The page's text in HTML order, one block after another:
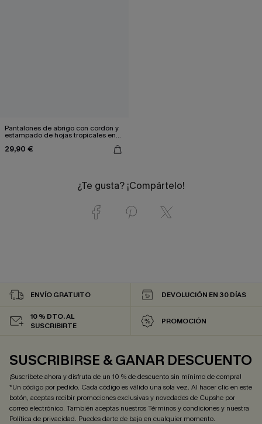
Pantalones de abrigo con cordón y
estampado de hojas tropicales en
29,90 €
¿Te gusta? ¡Compártelo!
ENVÍO GRATUITO DEVOLUCIÓN EN 30 DÍAS
10 % DTO. AL
SUSCRIBIRTE
PROMOCIÓN
SUSCRIBIRSE & GANAR DESCUENTO
¡Suscríbete ahora y disfruta de un 10 % de descuento sin mínimo de compra!
*Un código por pedido. Cada código es válido una sola vez. Al hacer clic en este
botón, aceptas recibir promociones exclusivas y novedades de Cupshe por
correo electrónico. También aceptas nuestrosTérminos y condicionesy nuestra
Política de privacidad. Puedes darte de baja en cualquier momento.